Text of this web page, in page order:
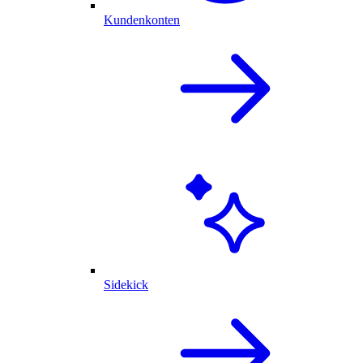
Kundenkonten
Sidekick